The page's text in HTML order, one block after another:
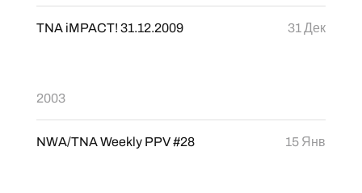
TNA iMPACT! 31.12.2009 31 Дек
2003
NWA/TNA Weekly PPV #28 15 Янв